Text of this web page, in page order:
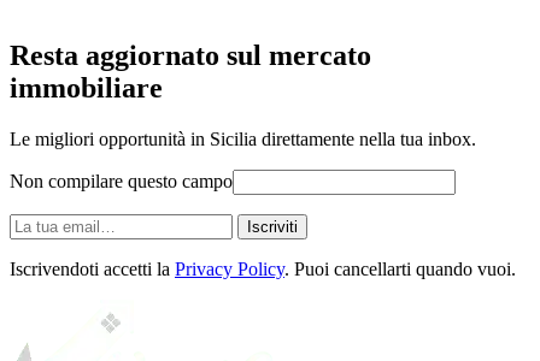
Resta aggiornato sul mercato
immobiliare
Le migliori opportunità in Sicilia direttamente nella tua inbox.
Non compilare questo campo
La
tua
email
Iscriviti
Iscrivendoti accetti la Privacy Policy. Puoi cancellarti quando vuoi.